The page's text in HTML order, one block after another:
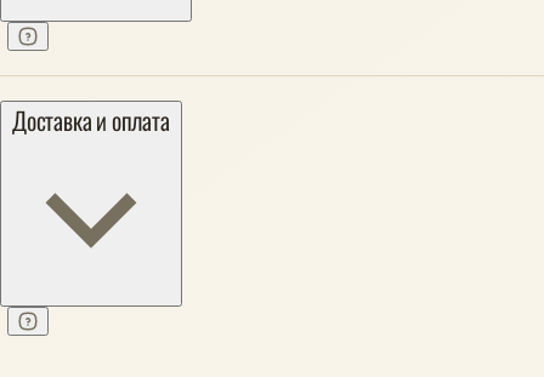
Доставка и оплата